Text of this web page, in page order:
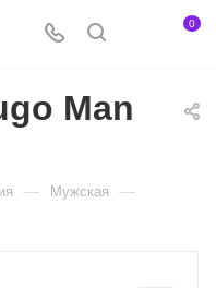
0
Man
— Мужская —